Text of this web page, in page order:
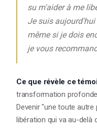
su m'aider à me
Je suis
même si je dois
je vous
Ce que révèle ce
transformation
Devenir "une toute
libération qui va au-